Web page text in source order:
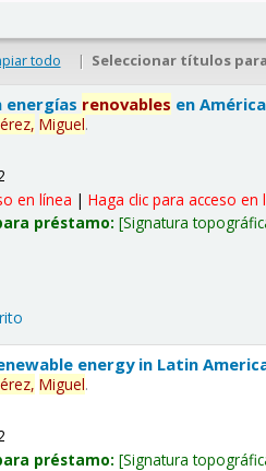
todo | Seleccionar títulos
energías renovables en
Miguel.
en línea |Haga clic para acceso en
préstamo: Signatura
energy in Latin
Miguel.
préstamo: Signatura